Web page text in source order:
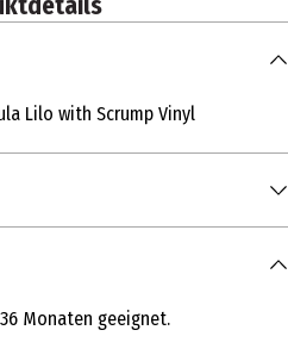
Lilo with Scrump Vinyl
Monaten geeignet.